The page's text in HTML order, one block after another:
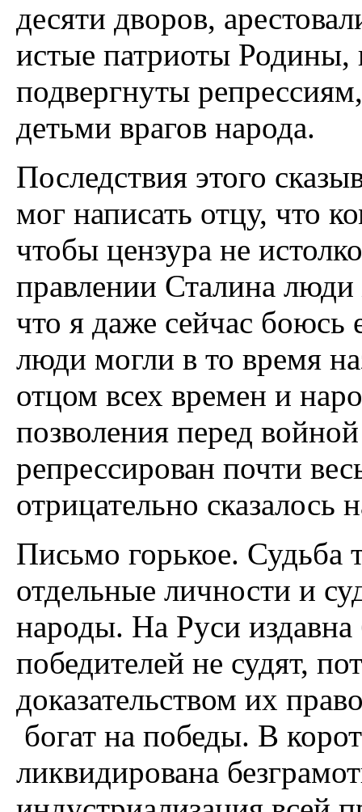
десяти дворов,
истые патриоты
подвергнуты
детьми врагов народа.
Последствия этого
мог написать отцу, что
чтобы цензура не
правлении Сталина
что я даже сейчас боюсь
люди могли в то время
отцом всех времен и
позволения перед
репрессирован почти
отрицательно
Письмо горькое.
отдельные личности и
народы. На Руси
победителей не судят,
доказательством их
богат на победы. В
ликвидирована